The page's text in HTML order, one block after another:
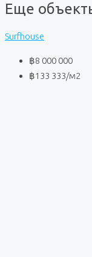
Еще
Surfhouse
฿8 000 000
฿133 333/м2